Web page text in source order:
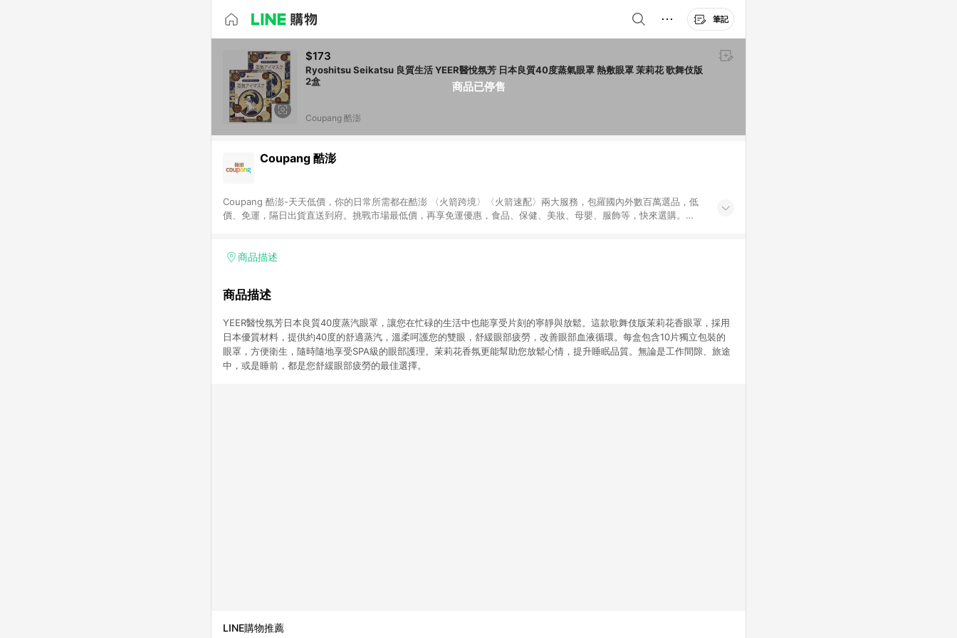
筆記
商品已停售
$173
Ryoshitsu Seikatsu 良質生活 YEER醫悅氛芳 日本良質40度蒸氣眼罩 熱敷眼罩 茉莉花 歌舞伎版
2盒
Coupang 酷澎
Coupang 酷澎
Coupang 酷澎-天天低價，你的日常所需都在酷澎 〈火箭跨境〉〈火箭速配〉兩大服務，包羅國內外數百萬選品，低
價、免運，隔日出貨直送到府。挑戰市場最低價，再享免運優惠，食品、保健、美妝、母嬰、服飾等，快來選購。
商品描述
商品描述
YEER醫悅氛芳日本良質40度蒸汽眼罩，讓您在忙碌的生活中也能享受片刻的寧靜與放鬆。這款歌舞伎版茉莉花香眼罩，採用
日本優質材料，提供約40度的舒適蒸汽，溫柔呵護您的雙眼，舒緩眼部疲勞，改善眼部血液循環。每盒包含10片獨立包裝的
眼罩，方便衛生，隨時隨地享受SPA級的眼部護理。茉莉花香氛更能幫助您放鬆心情，提升睡眠品質。無論是工作間隙、旅途
中，或是睡前，都是您舒緩眼部疲勞的最佳選擇。
LINE購物推薦